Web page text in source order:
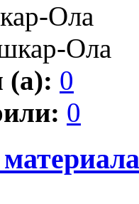
Ола
Ола
(а): 0
0